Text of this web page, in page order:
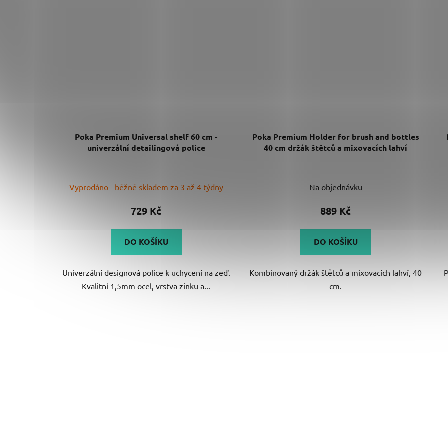
Poka Premium Universal shelf 60 cm -
univerzální detailingová police
Vyprodáno - běžně skladem za 3 až 4 týdny
729 Kč
DO KOŠÍKU
Univerzální designová police k uchycení na zeď.
Kvalitní 1,5mm ocel, vrstva zinku a...
Poka Premium Holder for brush and bottles
40 cm držák štětců a mixovacích lahví
Na objednávku
889 Kč
DO KOŠÍKU
Kombinovaný držák štětců a mixovacích lahví, 40
cm.